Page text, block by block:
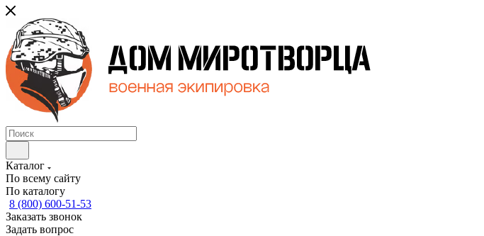
Каталог
По всему сайту
По каталогу
8 (800) 600-51-53
Заказать звонок
Задать вопрос